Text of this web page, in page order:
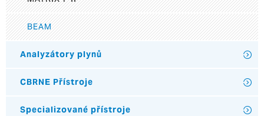
BEAM
Analyzátory plynů
CBRNE Přístroje
Specializované přístroje